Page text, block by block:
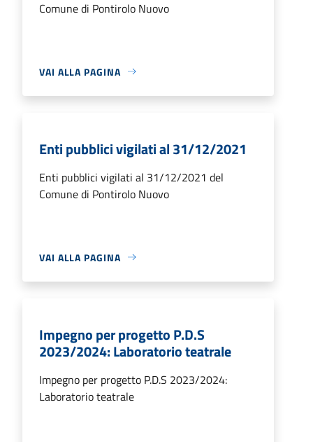
Comune di Pontirolo Nuovo
VAI ALLA PAGINA
Enti pubblici vigilati al 31/12/2021
Enti pubblici vigilati al 31/12/2021 del
Comune di Pontirolo Nuovo
VAI ALLA PAGINA
Impegno per progetto P.D.S
2023/2024: Laboratorio teatrale
Impegno per progetto P.D.S 2023/2024:
Laboratorio teatrale